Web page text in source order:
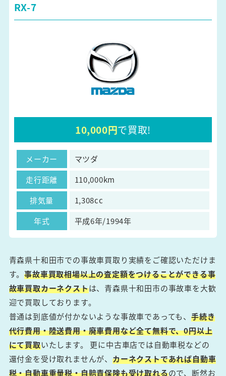
RX-7
10,000円で買取!
メーカー
マツダ
走行距離
110,000km
排気量
1,308cc
年式
平成6年/1994年
青森県十和田市での事故車買取り実績をご確認いただけま
す。事故車買取相場以上の査定額をつけることができる事
故車買取カーネクストは、青森県十和田市の事故車を大歓
迎で買取しております。
普通は到底値が付かないような事故車であっても、手続き
代行費用・陸送費用・廃車費用など全て無料で、0円以上
にて買取いたします。 更に中古車店では自動車税などの
還付金を受け取れませんが、カーネクストであれば自動車
税・自動車重量税・自賠責保険も受け取れるので、断然お